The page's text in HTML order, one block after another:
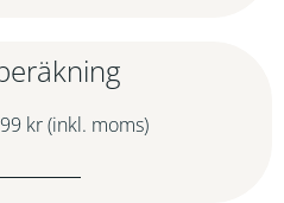
kr (inkl. moms)